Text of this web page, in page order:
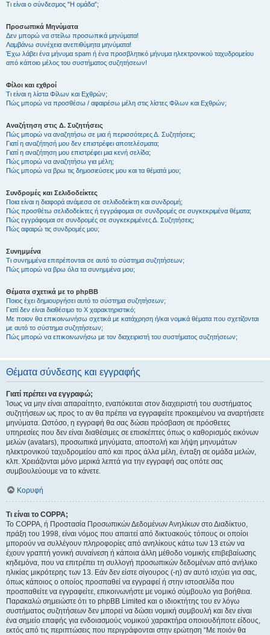
Τι είναι ο σύνδεσμος "Η ομάδα”;
Προσωπικά Μηνύματα
Δεν μπορώ να στείλω προσωπικά μηνύματα!
Λαμβάνω συνέχεια ανεπιθύμητα μηνύματα!
Έχω λάβει ένα μήνυμα spam ή ένα προσβλητικό μήνυμα ηλεκτρονικού ταχυδρομείου
από κάποιο μέλος του συστήματος συζητήσεων!
Φίλοι και εχθροί
Τι είναι η λίστα Φίλων και Εχθρών;
Πώς μπορώ να προσθέσω / αφαιρέσω μέλη στις λίστες Φίλων και Εχθρών;
Αναζήτηση στις Δ. Συζητήσεις
Πώς μπορώ να αναζητήσω σε μια ή περισσότερες Δ. Συζητήσεις;
Γιατί η αναζήτησή μου δεν επιστρέφει αποτελέσματα;
Γιατί η αναζήτηση μου επιστρέφει μια κενή σελίδα;
Πώς μπορώ να αναζητήσω για μέλη;
Πώς μπορώ να βρω τις δημοσιεύσεις μου και τα θέματά μου;
Συνδρομές και Σελιδοδείκτες
Ποια είναι η διαφορά ανάμεσα σε σελιδοδείκτη και συνδρομή;
Πώς προσθέτω σελιδοδείκτες ή εγγράφομαι σε συνδρομές σε συγκεκριμένα θέματα;
Πώς εγγράφομαι σε συνδρομές σε συγκεκριμένες Δ. Συζητήσεις;
Πώς αφαιρώ τις συνδρομές μου;
Συνημμένα
Τι συνημμένα επιτρέπονται σε αυτό το σύστημα συζητήσεων;
Πώς μπορώ να βρω όλα τα συνημμένα μου;
Θέματα σχετικά με το phpBB
Ποιος έχει δημιουργήσει αυτό το σύστημα συζητήσεων;
Γιατί δεν είναι διαθέσιμο το Χ χαρακτηριστικό;
Με ποιον θα επικοινωνήσω σχετικά με κατάχρηση ή/και νομικά θέματα που σχετίζονται
με αυτό το σύστημα συζητήσεων;
Πώς μπορώ να επικοινωνήσω με τον διαχειριστή του συστήματος συζητήσεων;
Θέματα σύνδεσης και εγγραφής
Γιατί πρέπει να εγγραφώ;
Ίσως να μην είναι απαραίτητο, εναπόκειται στον διαχειριστή του συστήματος
συζητήσεων ως προς το αν θα πρέπει να εγγραφείτε προκειμένου να αναρτήσετε
μηνύματα. Ωστόσο, η εγγραφή θα σας δώσει πρόσβαση σε πρόσθετες
υπηρεσίες που δεν είναι διαθέσιμες σε επισκέπτες όπως ο καθορισμός εικόνων
μελών (avatars), προσωπικά μηνύματα, αποστολή και λήψη μηνυμάτων
ηλεκτρονικού ταχυδρομείου από και προς άλλα μέλη, ένταξη σε ομάδα μελών,
κλπ. Χρειάζονται μόνο μερικά λεπτά για την εγγραφή σας οπότε σας
συμβουλεύουμε να το κάνετε.
Κορυφή
Τι είναι το COPPA;
Το COPPA, ή Προστασία Προσωπικών Δεδομένων Ανηλίκων στο Διαδίκτυο,
πράξη του 1998, είναι νόμος που απαιτεί από δικτυακούς τόπους οι οποίοι
μπορούν να συλλέγουν πληροφορίες από ανηλίκους κάτω των 13 ετών να
έχουν γραπτή γονική συναίνεση ή κάποια άλλη μέθοδο νομικής επιβεβαίωσης
κηδεμόνα, που να επιτρέπει τη συλλογή προσωπικών δεδομένων από ανήλικο
ηλικίας μικρότερης των 13. Εάν δεν είστε σίγουρος (-η) αν αυτό ισχύει για σας,
όπως κάποιος ο οποίος προσπαθεί να εγγραφεί ή στην ιστοσελίδα που
προσπαθείτε να εγγραφείτε, επικοινωνήστε με νομικό σύμβουλο για βοήθεια.
Παρακαλώ σημειώστε ότι το phpBB Limited και ο ιδιοκτήτης του εν λόγω
συστήματος συζητήσεων δεν μπορεί να δώσει νομική συμβουλή και δεν είναι
ένα σημείο επαφής για ενδοιασμούς νομικού χαρακτήρα οποιουδήποτε είδους,
εκτός από τις περιπτώσεις που περιγράφονται στην ερώτηση “Με ποιόν θα